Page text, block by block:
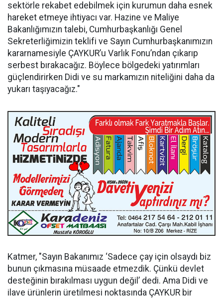
sektörle rekabet edebilmek için kurumun daha esnek
hareket etmeye ihtiyacı var. Hazine ve Maliye
Bakanlığımızın talebi, Cumhurbaşkanlığı Genel
Sekreterliğimizin teklifi ve Sayın Cumhurbaşkanımızın
kararnamesiyle ÇAYKUR’u Varlık Fonu’ndan çıkarıp
serbest bırakacağız. Böylece bölgedeki yatırımları
güçlendirirken Didi ve su markamızın niteliğini daha da
yukarı taşıyacağız."
Katmer, "Sayın Bakanımız ‘Sadece çay için olsaydı biz
bunun çıkmasına müsaade etmezdik. Çünkü devlet
desteğinin bırakılması uygun değil’ dedi. Ama Didi ve
ilave ürünlerin üretilmesi noktasında ÇAYKUR bir